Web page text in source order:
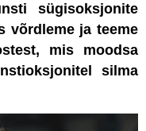
sügisoksjonite
võrdleme ja teeme
mis moodsa
silma